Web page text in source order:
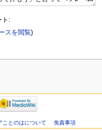
ト:
スを閲覧)
ことのはについて 免責事項